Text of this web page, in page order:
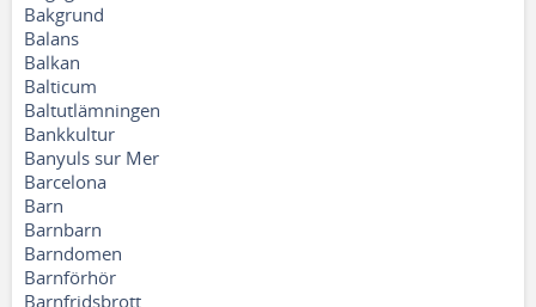
Bakgrund
Balans
Balkan
Balticum
Baltutlämningen
Bankkultur
Banyuls sur Mer
Barcelona
Barn
Barnbarn
Barndomen
Barnförhör
Barnfridsbrott